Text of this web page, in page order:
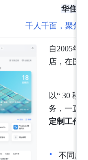
华住
千人千面，聚焦
自2005年
店，在国
以“ 30 秒
务，一直
定制工作
不同成